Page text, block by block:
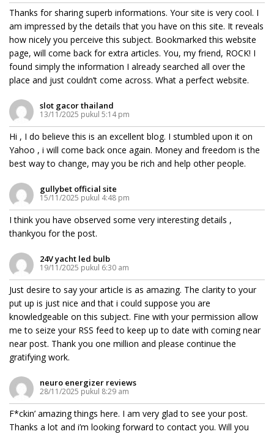
Thanks for sharing superb informations. Your site is very cool. I
am impressed by the details that you have on this site. It reveals
how nicely you perceive this subject. Bookmarked this website
page, will come back for extra articles. You, my friend, ROCK! I
found simply the information I already searched all over the
place and just couldn’t come across. What a perfect website.
slot gacor thailand
13/11/2025 pukul 5:14 pm
Hi , I do believe this is an excellent blog. I stumbled upon it on
Yahoo , i will come back once again. Money and freedom is the
best way to change, may you be rich and help other people.
gullybet official site
15/11/2025 pukul 4:48 pm
I think you have observed some very interesting details ,
thankyou for the post.
24V yacht led bulb
19/11/2025 pukul 6:30 am
Just desire to say your article is as amazing. The clarity to your
put up is just nice and that i could suppose you are
knowledgeable on this subject. Fine with your permission allow
me to seize your RSS feed to keep up to date with coming near
near post. Thank you one million and please continue the
gratifying work.
neuro energizer reviews
28/11/2025 pukul 8:29 am
F*ckin’ amazing things here. I am very glad to see your post.
Thanks a lot and i’m looking forward to contact you. Will you